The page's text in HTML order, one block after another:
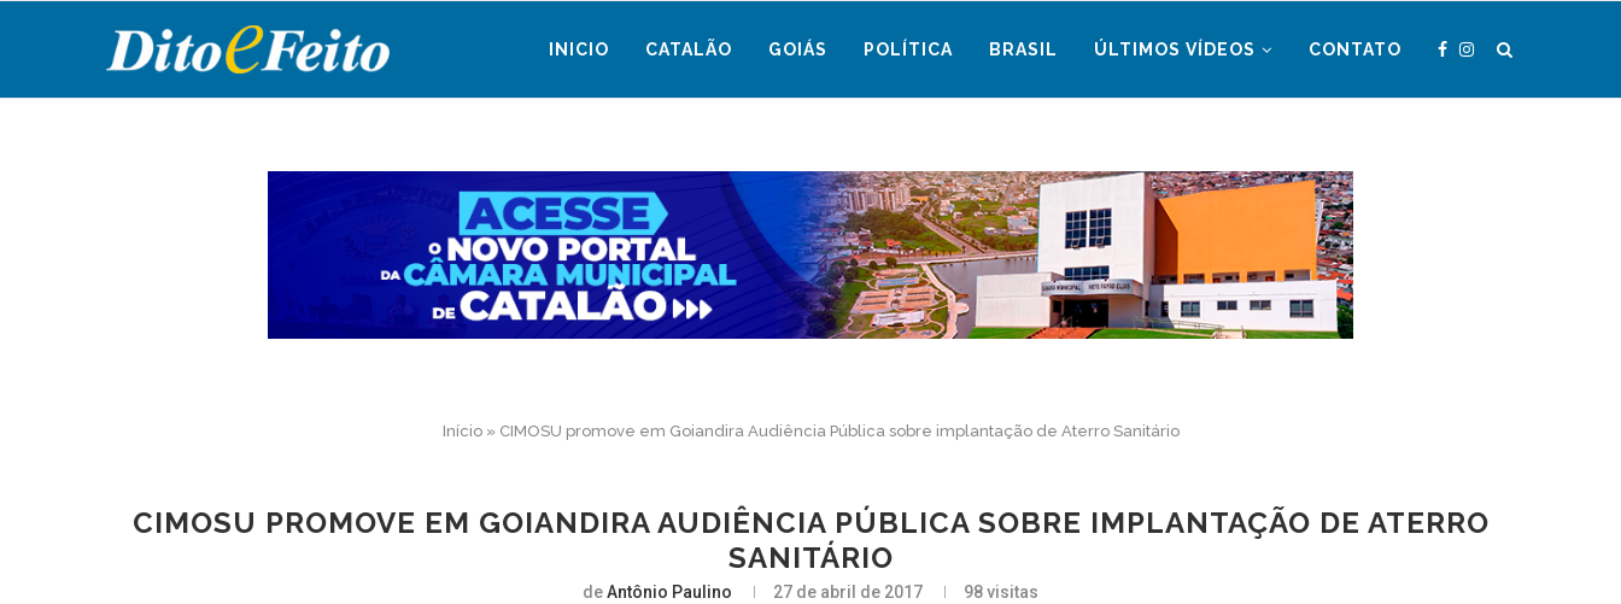
INICIO CATALÃO GOIÁS POLÍTICA BRASIL ÚLTIMOS VÍDEOS CONTATO
Início» CIMOSU promove em Goiandira Audiência Pública sobre implantação de Aterro Sanitário
CIMOSU PROMOVE EM GOIANDIRA AUDIÊNCIA PÚBLICA SOBRE IMPLANTAÇÃO DE ATERRO
SANITÁRIO
deAntônio Paulino 27 de abril de 2017 98visitas